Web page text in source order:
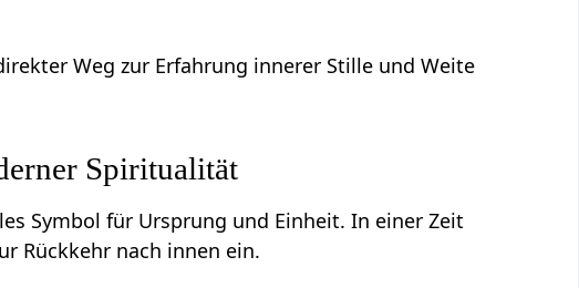
Weg zur Erfahrung innerer Stille und Weite
Spiritualität
Symbol für Ursprung und Einheit. In einer Zeit
Rückkehr nach innen ein.